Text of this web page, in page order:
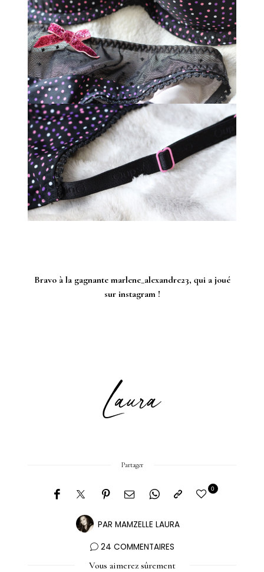
Bravo à la gagnante marlene_alexandre23, qui a joué
sur instagram !
Partager
PAR MAMZELLE LAURA
0
24 COMMENTAIRES
Vous aimerez sûrement